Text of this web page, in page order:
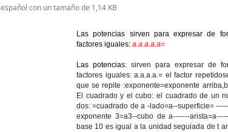
español con un tamaño de 1,14 KB
Las potencias sirven para expresar de
factores iguales: a.a.a.a.a=
Las potencias:sirven para expresar de
factores iguales: a.a.a.a.= el factor
que se repite :exponente=exponente
El cuadrado y el cubo: el cuadrado de un
dos: =cuadrado de a -lado=a--superficie=
exponente 3=a3--cubo de a-------
base 10 es igual a la unidad seguiada de t